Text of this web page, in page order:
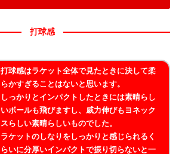
打球感
打球感はラケット全体で見たときに決して柔
らかすぎることはないと思います。
しっかりとインパクトしたときには素晴らし
いボールも飛びますし、威力伸びもヨネック
スらしい素晴らしいものでした。
ラケットのしなりをしっかりと感じられるく
らいに分厚いインパクトで振り切らないと一